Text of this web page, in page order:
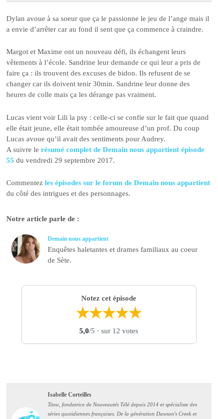
Dylan avoue à sa soeur que ça le passionne le jeu de l’ange mais il
a envie d’arrêter car au fond il sent que ça commence à craindre.
Margot et Maxime ont un nouveau défi, ils échangent leurs
vêtements à l’école. Sandrine leur demande ce qui leur a pris de
faire ça : ils trouvent des excuses de bidon. Ils refusent de se
changer car ils doivent tenir 30min. Sandrine leur donne des
heures de colle mais ça les dérange pas vraiment.
Lucas vient voir Lili la psy : celle-ci se confie sur le fait que quand
elle était jeune, elle était tombée amoureuse d’un prof. Du coup
Lucas avoue qu’il avait des sentiments pour Audrey.
A suivre lerésumé complet de Demain nous appartient épisode
55 du vendredi 29 septembre 2017.
Commentez les épisodes sur le forum de Demain nous appartient
du côté des intrigues et des personnages.
Notre article parle de :
Demain nous appartient
Enquêtes haletantes et drames familiaux au coeur
de Sète.
Notez cet épisode
★★★★★
5,0/5 · sur 12 votes
Isabelle Corteilles
Titou, fondatrice de Nouveautés Télé depuis 2014 et spécialiste des
séries quotidiennes françaises. De la génération Dawson's Creek et